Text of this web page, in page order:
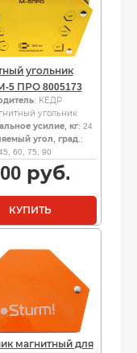
угольник
5 ПРО 8005173
: КЕДР
угольник
усилие, кг: 24
угол, град. :
60, 75, 90
руб.
КУПИТЬ
магнитный для